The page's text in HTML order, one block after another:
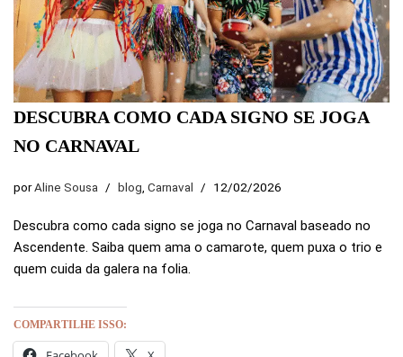
DESCUBRA COMO CADA SIGNO SE JOGA
NO CARNAVAL
porAline Sousa blog Carnaval 12/02/2026
Descubra como cada signo se joga no Carnaval baseado no
Ascendente. Saiba quem ama o camarote, quem puxa o trio e
quem cuida da galera na folia.
COMPARTILHE ISSO: